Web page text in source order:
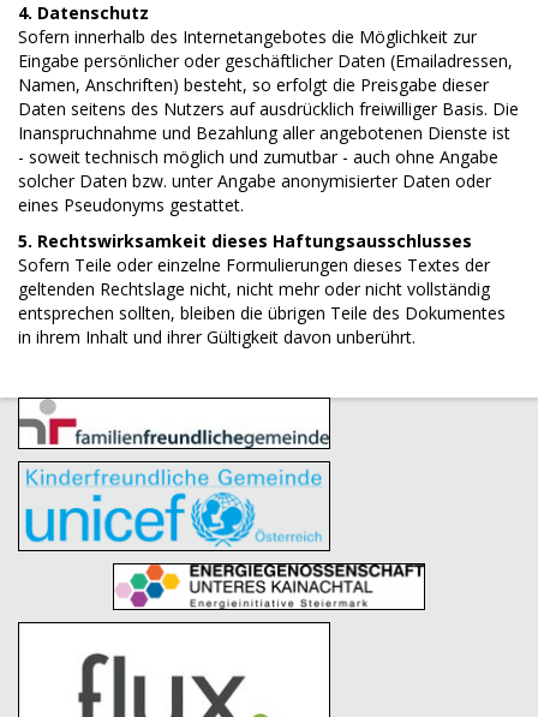
4. Datenschutz
Sofern innerhalb des Internetangebotes die Möglichkeit zur
Eingabe persönlicher oder geschäftlicher Daten (Emailadressen,
Namen, Anschriften) besteht, so erfolgt die Preisgabe dieser
Daten seitens des Nutzers auf ausdrücklich freiwilliger Basis. Die
Inanspruchnahme und Bezahlung aller angebotenen Dienste ist
- soweit technisch möglich und zumutbar - auch ohne Angabe
solcher Daten bzw. unter Angabe anonymisierter Daten oder
eines Pseudonyms gestattet.
5. Rechtswirksamkeit dieses Haftungsausschlusses
Sofern Teile oder einzelne Formulierungen dieses Textes der
geltenden Rechtslage nicht, nicht mehr oder nicht vollständig
entsprechen sollten, bleiben die übrigen Teile des Dokumentes
in ihrem Inhalt und ihrer Gültigkeit davon unberührt.